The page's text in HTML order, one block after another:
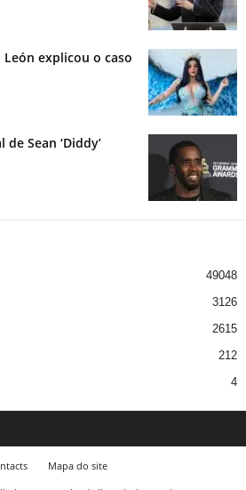
explicou o caso
Sean ‘Diddy’
49048
3126
2615
212
4
Mapa do site